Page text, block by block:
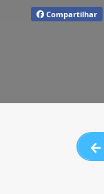
Compartilhar